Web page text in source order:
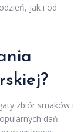
jak i od
zbiór smaków i
dań